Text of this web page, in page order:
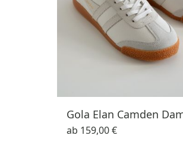
Gola Elan Camden
ab 159,00 €